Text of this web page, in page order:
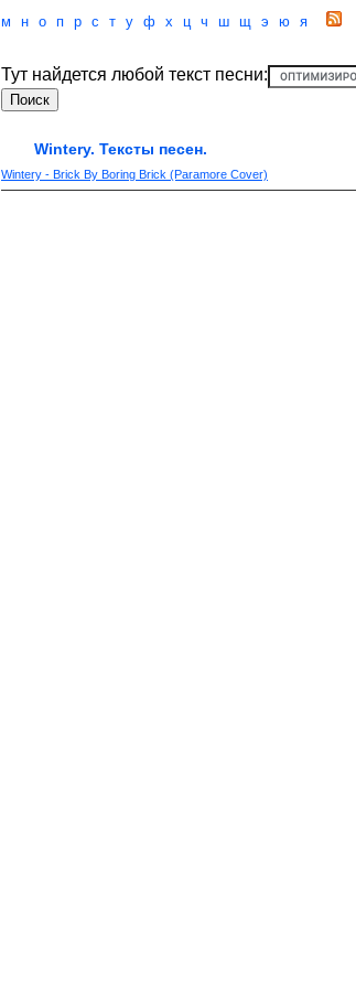
м н о п р с т у ф х ц ч ш щ э ю я
Тут найдется любой текст песни:
Wintery. Тексты песен.
Wintery - Brick By Boring Brick (Paramore Cover)